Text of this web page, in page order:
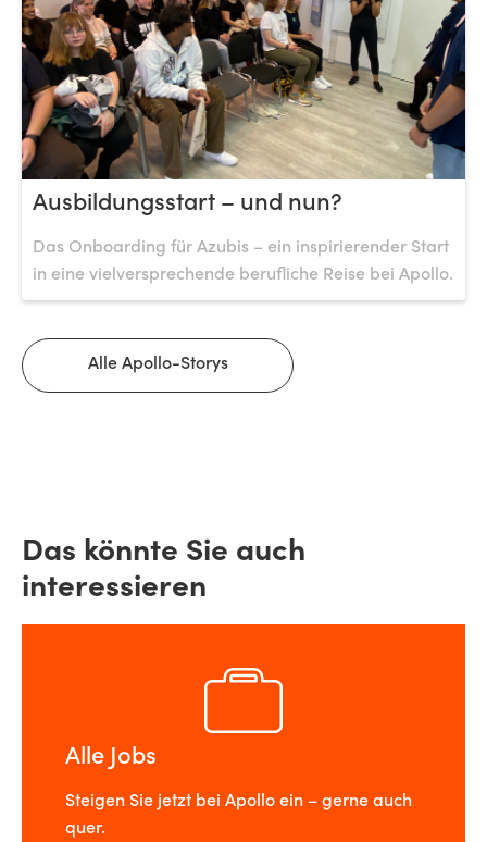
Ausbildungsstart – und nun?
Das Onboarding für Azubis – ein inspirierender Start
in eine vielversprechende berufliche Reise bei Apollo.
Alle Apollo-Storys
Das könnte Sie auch
interessieren
Alle Jobs
Steigen Sie jetzt bei Apollo ein – gerne auch
quer.